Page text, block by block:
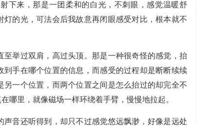
下来，那是一团柔和的白光，不刺眼，感觉温暖舒
的光，可法会后我故意再闭眼感受对比，根本就不
举过双肩，高过头顶。那是一种很奇怪的感觉，抬
手在哪个位置的信息，而感受的过程却是断断续续
一个位置，而两个位置之间是怎么抬过的却完全不
哪里，就像磁场一样环绕着手臂，慢慢地拉起。
音还听得到，却只不过感觉悠远飘渺，好像是远处